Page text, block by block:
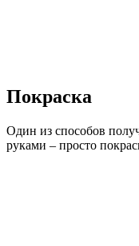
Покраска
Один из способов
руками – просто